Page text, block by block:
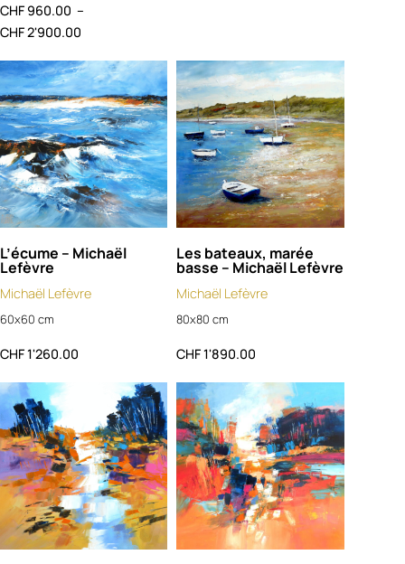
CHF 960.00 –
CHF2'900.00
L’écume – Michaël
Lefèvre
Michaël Lefèvre
60x60 cm
CHF1'260.00
Les bateaux, marée
basse – Michaël Lefèvre
Michaël Lefèvre
80x80 cm
CHF1'890.00